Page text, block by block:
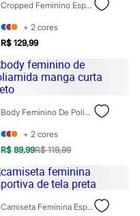
Cropped Feminino Esportivo Com Zíper Preto
+ 2 cores
R$ 129,99
Body Feminino De Poliamida Manga Curta Preto
+ 2 cores
R$ 89,99R$ 119,99
Camiseta Feminina Esportiva De Tela Preta